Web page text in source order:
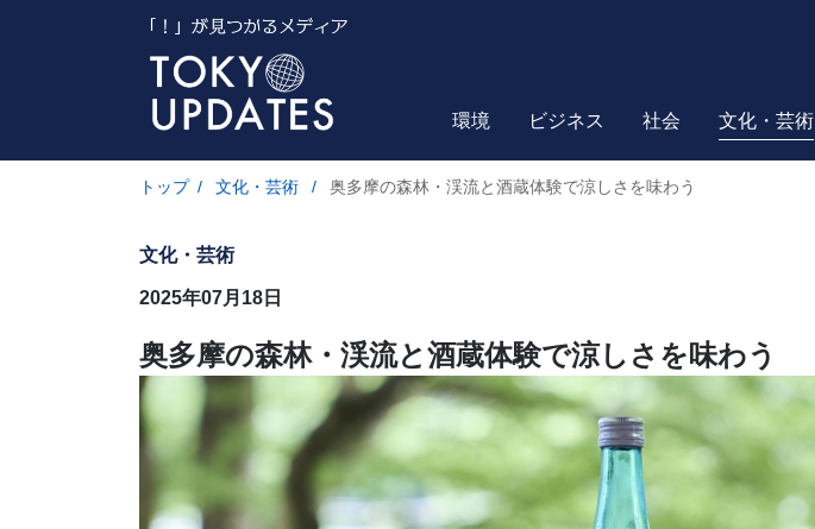
環境 ビジネス 社会 文化・芸術
トップ / 文化・芸術 / 奥多摩の森林・渓流と酒蔵体験で涼しさを味わう
文化・芸術
2025年07月18日
奥多摩の森林・渓流と酒蔵体験で涼しさを味わう